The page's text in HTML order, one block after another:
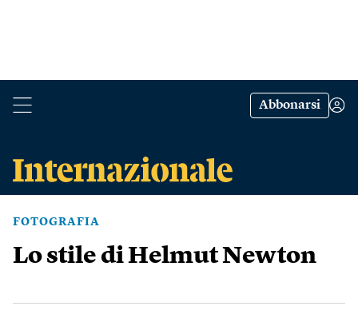
Abbonarsi
FOTOGRAFIA
Lo stile di Helmut Newton